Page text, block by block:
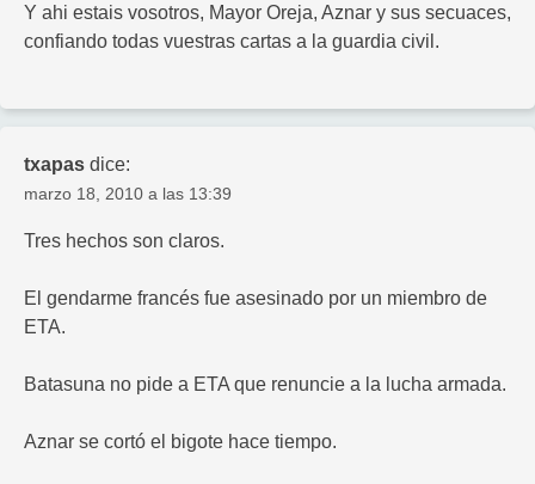
Y ahi estais vosotros, Mayor Oreja, Aznar y sus secuaces,
confiando todas vuestras cartas a la guardia civil.
txapas dice:
marzo 18, 2010 a las 13:39
Tres hechos son claros.
El gendarme francés fue asesinado por un miembro de
ETA.
Batasuna no pide a ETA que renuncie a la lucha armada.
Aznar se cortó el bigote hace tiempo.